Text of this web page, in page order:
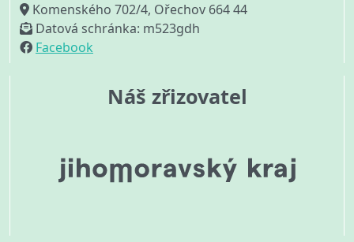
Komenského 702/4, Ořechov 664 44
Datová schránka: m523gdh
Facebook
Náš zřizovatel